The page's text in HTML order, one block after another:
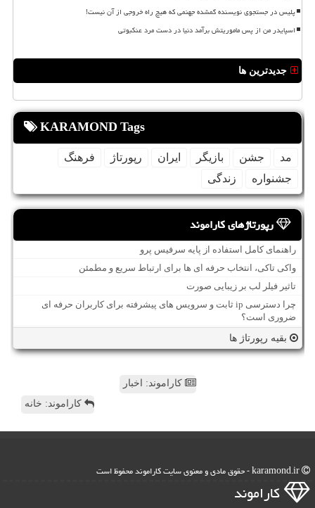
پلیس در جستجوی نویسنده گمشده جهنمی که هیچ راه خروجی از آن نیست!
اسپایدر من از پس ماموریتش برآمد دنیا در دست مرد عنکبوتی
جدیدترین ها
KARAMOND Tags
مد جشن بازیگر ایران رپورتاژ
فرهنگ
جشنواره
زندگی
رپورتاژهای کاراموند
راهنمای کامل استفاده از پایه سرفیس پرو
واکی تاکی، انتخاب حرفه ای ها برای ارتباط سریع و مطمئن
تاثیر فیلر لب بر زیبایی صورت
چرا دسترسی ip ثابت و سرویس های پیشرفته برای کاربران حرفه ای
ضروری است؟
بقیه رپورتاژ ها
کاراموند: اخبار
کاراموند: خانه
كاراموند